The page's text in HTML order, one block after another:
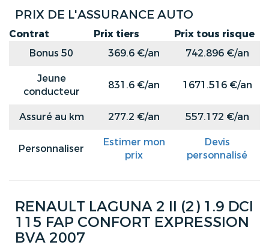
PRIX DE L'ASSURANCE AUTO
Contrat Prix tiers
Prix tous risque
Bonus 50
369.6 €/an
742.896 €/an
Jeune
conducteur
831.6 €/an 1671.516 €/an
Assuré au km 277.2 €/an 557.172 €/an
Personnaliser
Estimer mon
prix
Devis
personnalisé
RENAULT LAGUNA 2 II (2) 1.9 DCI
115 FAP CONFORT EXPRESSION
BVA 2007